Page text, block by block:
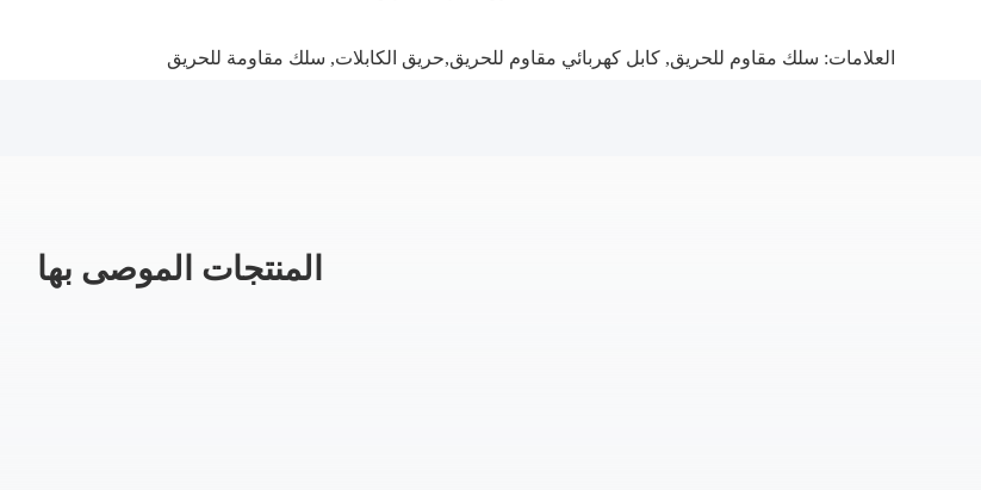
العلامات: سلك مقاوم للحريق, كابل كهربائي مقاوم للحريق,حريق الكابلات, سلك مقاومة للحريق
المنتجات الموصى بها